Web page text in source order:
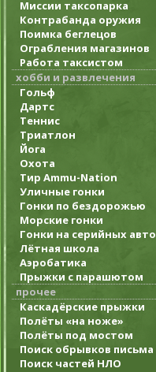
Миссии таксопарка
Контрабанда оружия
Поимка беглецов
Ограбления магазинов
Работа таксистом
хобби и развлечения
Гольф
Дартс
Теннис
Триатлон
Йога
Охота
Тир Ammu-Nation
Уличные гонки
Гонки по бездорожью
Морские гонки
Гонки на серийных авто
Лётная школа
Аэробатика
Прыжки с парашютом
прочее
Каскадёрские прыжки
Полёты «на ноже»
Полёты под мостом
Поиск обрывков письма
Поиск частей НЛО